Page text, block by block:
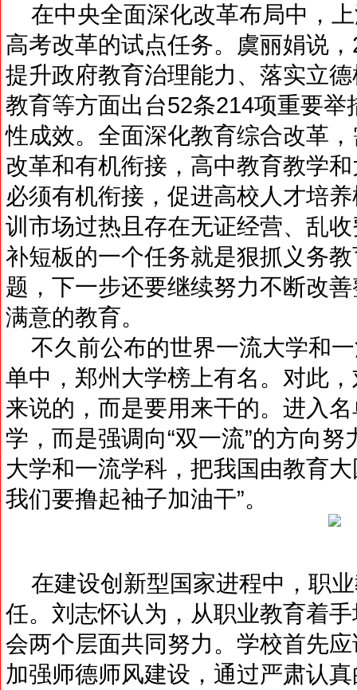
在中央全面深化改革布局中，
高考改革的试点任务。虞丽娟说
提升政府教育治理能力、落实立
教育等方面出台52条214项重要
性成效。全面深化教育综合改革
改革和有机衔接，高中教育教学
必须有机衔接，促进高校人才培
训市场过热且存在无证经营、乱
补短板的一个任务就是狠抓义务
题，下一步还要继续努力不断改
满意的教育。
不久前公布的世界一流大学和
单中，郑州大学榜上有名。对此
来说的，而是要用来干的。进入
学，而是强调向“双一流”的方向
大学和一流学科，把我国由教育
我们要撸起袖子加油干”。
在建设创新型国家进程中，职
任。刘志怀认为，从职业教育着
会两个层面共同努力。学校首先
加强师德师风建设，通过严肃认